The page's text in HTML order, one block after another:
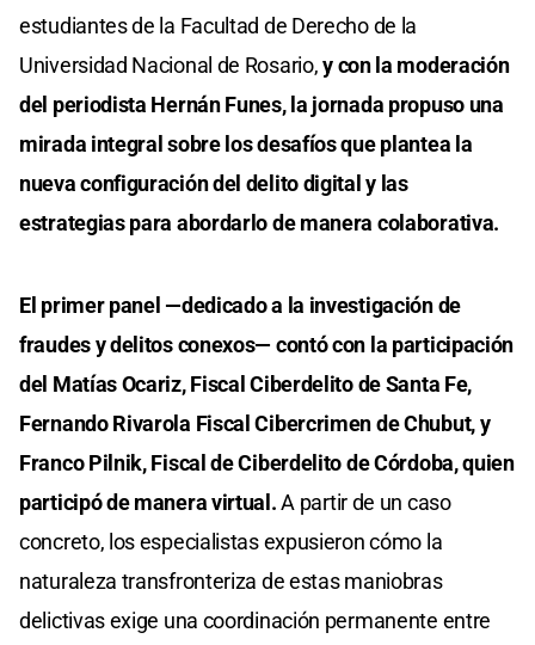
estudiantes de la Facultad de Derecho de la
Universidad Nacional de Rosario,y con la moderación
del periodista Hernán Funes, la jornada propuso una
mirada integral sobre los desafíos que plantea la
nueva configuración del delito digital y las
estrategias para abordarlo de manera colaborativa.
El primer panel —dedicado a la investigación de
fraudes y delitos conexos— contó con la participación
del Matías Ocariz, Fiscal Ciberdelito de Santa Fe,
Fernando Rivarola Fiscal Cibercrimen de Chubut, y
Franco Pilnik, Fiscal de Ciberdelito de Córdoba, quien
participó de manera virtual.A partir de un caso
concreto, los especialistas expusieron cómo la
naturaleza transfronteriza de estas maniobras
delictivas exige una coordinación permanente entre